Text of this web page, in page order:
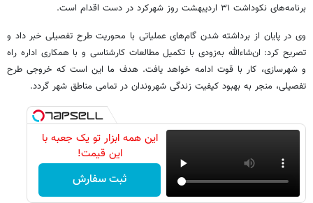
برنامه‌های نکوداشت ۳۱ اردیبهشت روز شهرکرد در دست اقدام است.
وی در پایان از برداشته شدن گام‌های عملیاتی با محوریت طرح تفصیلی خبر داد و
تصریح کرد: ان‌شاءالله به‌زودی با تکمیل مطالعات کارشناسی و با همکاری اداره راه
و شهرسازی، کار با قوت ادامه خواهد یافت. هدف ما این است که خروجی طرح
تفصیلی، منجر به بهبود کیفیت زندگی شهروندان در تمامی مناطق شهر گردد.
این همه ابزار تو یک جعبه با
این قیمت!
ثبت سفارش